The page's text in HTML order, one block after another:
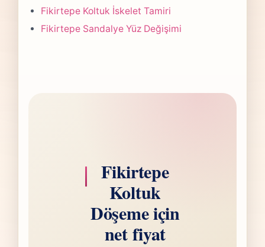
Fikirtepe Koltuk İskelet Tamiri
Fikirtepe Sandalye Yüz Değişimi
Fikirtepe
Koltuk
Döşeme için
net fiyat